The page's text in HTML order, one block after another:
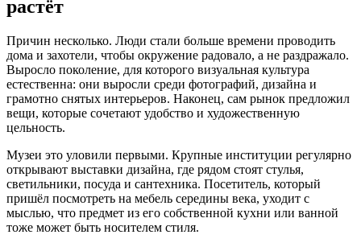
растёт
Причин несколько. Люди стали больше времени проводить
дома и захотели, чтобы окружение радовало, а не раздражало.
Выросло поколение, для которого визуальная культура
естественна: они выросли среди фотографий, дизайна и
грамотно снятых интерьеров. Наконец, сам рынок предложил
вещи, которые сочетают удобство и художественную
цельность.
Музеи это уловили первыми. Крупные институции регулярно
открывают выставки дизайна, где рядом стоят стулья,
светильники, посуда и сантехника. Посетитель, который
пришёл посмотреть на мебель середины века, уходит с
мыслью, что предмет из его собственной кухни или ванной
тоже может быть носителем стиля.